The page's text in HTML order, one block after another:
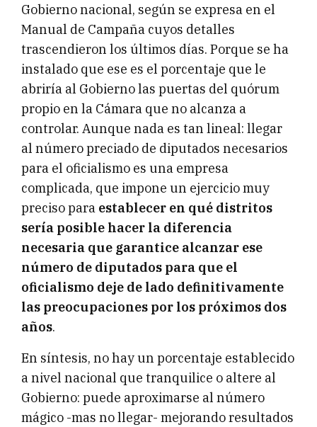
Gobierno nacional, según se expresa en el
Manual de Campaña cuyos detalles
trascendieron los últimos días. Porque se ha
instalado que ese es el porcentaje que le
abriría al Gobierno las puertas del quórum
propio en la Cámara que no alcanza a
controlar. Aunque nada es tan lineal: llegar
al número preciado de diputados necesarios
para el oficialismo es una empresa
complicada, que impone un ejercicio muy
preciso para establecer en qué distritos
sería posible hacer la diferencia
necesaria que garantice alcanzar ese
número de diputados para que el
oficialismo deje de lado definitivamente
las preocupaciones por los próximos dos
años.
En síntesis, no hay un porcentaje establecido
a nivel nacional que tranquilice o altere al
Gobierno: puede aproximarse al número
mágico -mas no llegar- mejorando resultados